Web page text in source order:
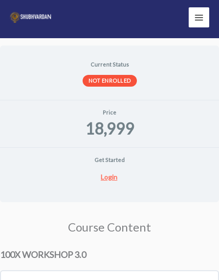
Main
Current Status
NOT ENROLLED
Price
18,999
Get Started
Login
Course Content
100X WORKSHOP 3.0